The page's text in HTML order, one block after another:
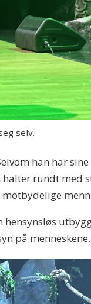
selv.
han har
rundt med
på